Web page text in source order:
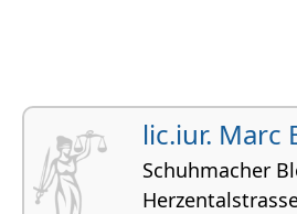
lic.iur. Marc
Schuhmacher